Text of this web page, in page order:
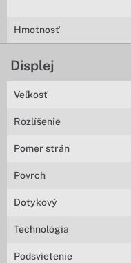
Hmotnosť
Displej
Veľkosť
Rozlíšenie
Pomer strán
Povrch
Dotykový
Technológia
Podsvietenie